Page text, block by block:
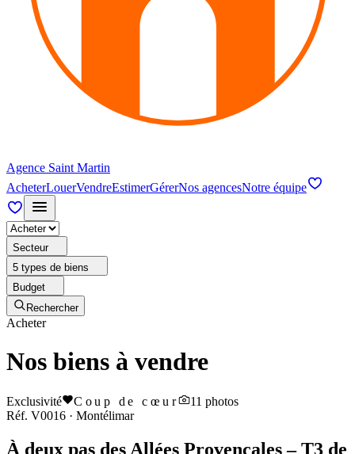
Agence Saint Martin
AcheterLouerVendreEstimerGérerNos agencesNotre équipe
Secteur
5 types de biens
Budget
Rechercher
Acheter
Nos biens à vendre
Exclusivité Coup de cœur 11 photos
Réf. V0016 · Montélimar
À deux pas des Allées Provençales – T3 de